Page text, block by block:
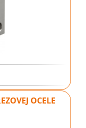
OCELE